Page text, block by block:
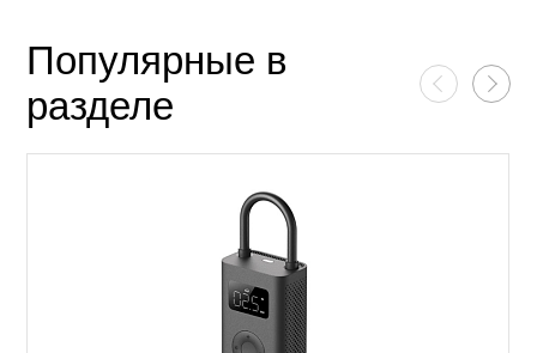
Популярные в
разделе